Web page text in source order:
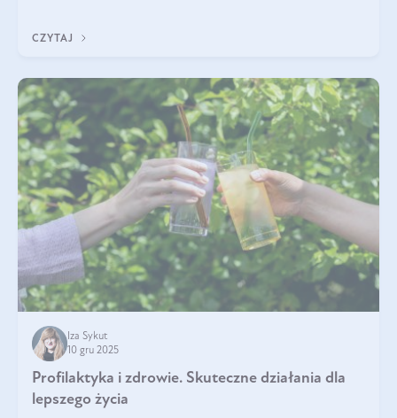
CZYTAJ
Iza Sykut
10 gru 2025
Profilaktyka i zdrowie. Skuteczne działania dla
lepszego życia